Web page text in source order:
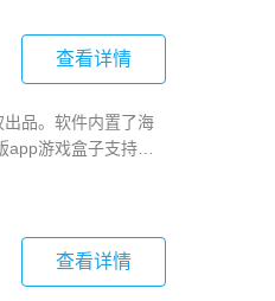
查看详情
品。软件内置了海
游戏盒子支持自
查看详情